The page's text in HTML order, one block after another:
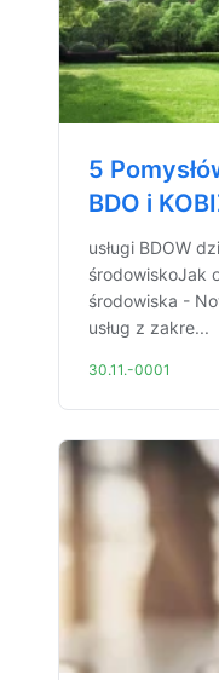
5
BDO i
usługi BDOW
środowiskoJak
środowiska -
usług z zakre...
30.11.-0001